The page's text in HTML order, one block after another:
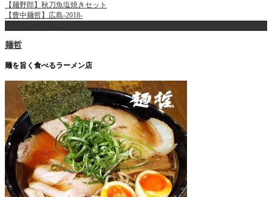
【麺野郎】秋刀魚塩焼きセット
【豊中麺哲】広島-2018-
麺哲
麺を旨く食べるラーメン店